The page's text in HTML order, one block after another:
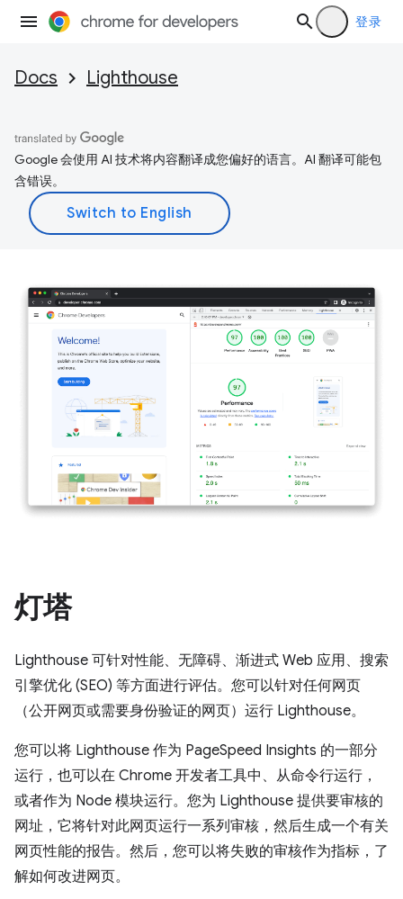
登录
Docs Lighthouse
Google 会使用 AI 技术将内容翻译成您偏好的语言。AI 翻译可能包
含错误。
灯塔
Lighthouse 可针对性能、无障碍、渐进式 Web 应用、搜索
引擎优化 (SEO) 等方面进行评估。您可以针对任何网页
（公开网页或需要身份验证的网页）运行 Lighthouse。
您可以将 Lighthouse 作为 PageSpeed Insights 的一部分
运行，也可以在 Chrome 开发者工具中、从命令行运行，
或者作为 Node 模块运行。您为 Lighthouse 提供要审核的
网址，它将针对此网页运行一系列审核，然后生成一个有关
网页性能的报告。然后，您可以将失败的审核作为指标，了
解如何改进网页。